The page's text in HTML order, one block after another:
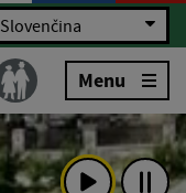
Slovenčina
Menu